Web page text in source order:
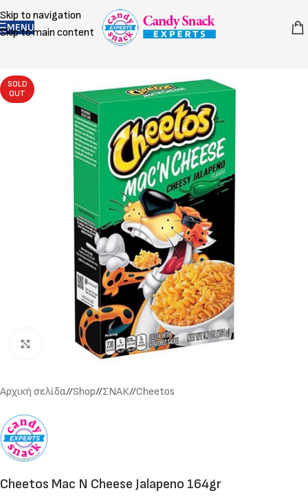
Skip to navigation
Skip to main content
MENU
SOLD
OUT
Click to enlarge
Αρχική σελίδα/ Shop/ ΣΝΑΚ/ Cheetos
Cheetos Mac N Cheese Jalapeno 164gr